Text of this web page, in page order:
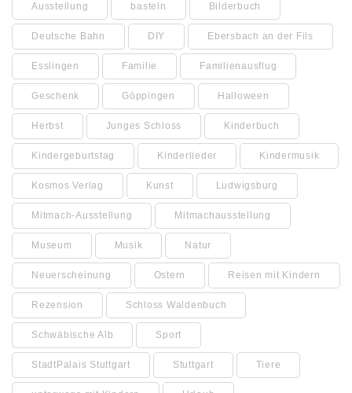
Ausstellung basteln Bilderbuch
Deutsche Bahn DIY Ebersbach an der Fils
Esslingen Familie Familienausflug
Geschenk Göppingen Halloween
Herbst Junges Schloss Kinderbuch
Kindergeburtstag Kinderlieder Kindermusik
Kosmos Verlag Kunst Ludwigsburg
Mitmach-Ausstellung Mitmachausstellung
Museum Musik Natur
Neuerscheinung Ostern Reisen mit Kindern
Rezension Schloss Waldenbuch
Schwäbische Alb Sport
StadtPalais Stuttgart Stuttgart Tiere